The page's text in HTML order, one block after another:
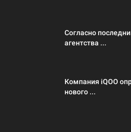
Согласно
агентства ...
Компания iQOO
нового ...